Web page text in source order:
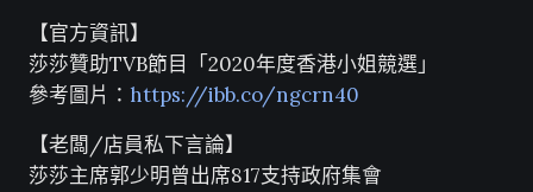
【官方資訊】
莎莎贊助TVB節目「2020年度香港小姐競選」
參考圖片： https://ibb.co/ngcrn40
【老闆/店員私下言論】
莎莎主席郭少明曾出席817支持政府集會